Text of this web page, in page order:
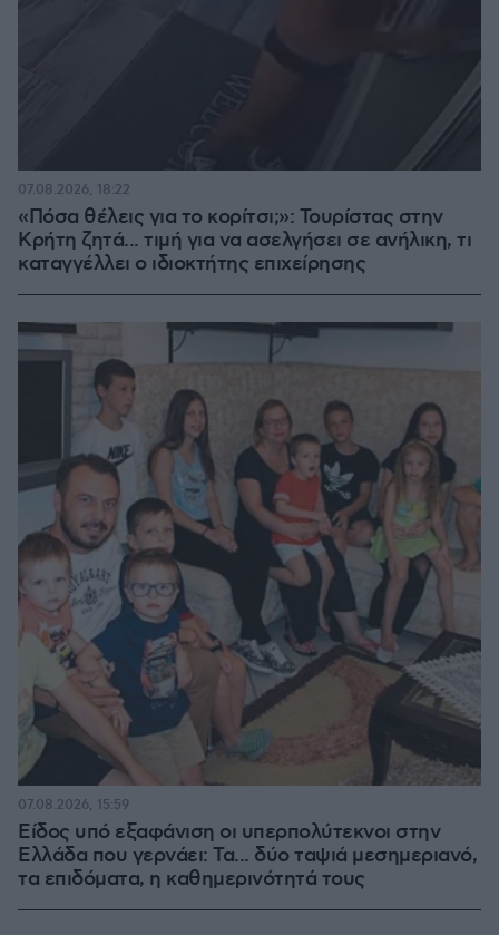
«Πόσα θέλεις για το κορίτσι;»: Τουρίστας στην
Κρήτη ζητά... τιμή για να ασελγήσει σε ανήλικη, τι
καταγγέλλει ο ιδιοκτήτης επιχείρησης
07.08.2026, 18:22
Είδος υπό εξαφάνιση οι υπερπολύτεκνοι στην
Ελλάδα που γερνάει: Τα... δύο ταψιά μεσημεριανό,
τα επιδόματα, η καθημερινότητά τους
07.08.2026, 15:59